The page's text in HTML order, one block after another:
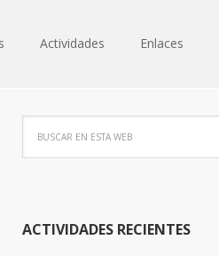
Actividades Enlaces
ACTIVIDADES RECIENTES